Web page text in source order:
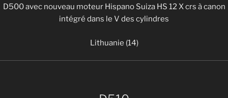
D500 avec nouveau moteur Hispano Suiza HS 12 X crs à canon
intégré dans le V des cylindres
Lithuanie (14)